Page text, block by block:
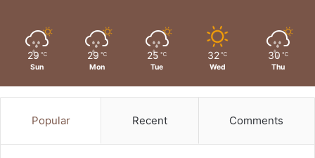
29 ℃
Sun
29 ℃
Mon
25 ℃
Tue
32 ℃
Wed
30 ℃
Thu
Popular Recent Comments